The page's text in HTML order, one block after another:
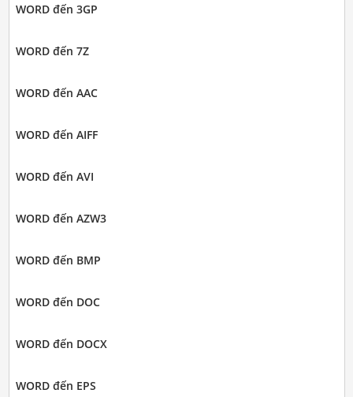
WORD đến 3GP
WORD đến 7Z
WORD đến AAC
WORD đến AIFF
WORD đến AVI
WORD đến AZW3
WORD đến BMP
WORD đến DOC
WORD đến DOCX
WORD đến EPS